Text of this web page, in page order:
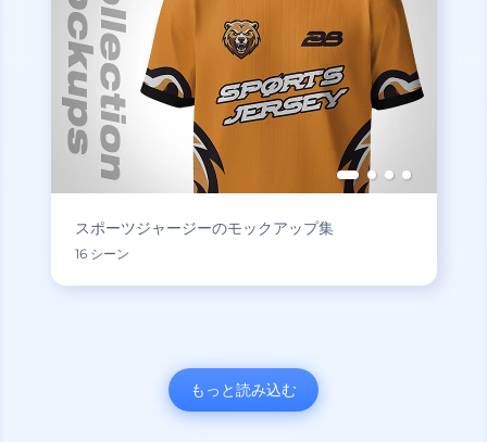
スポーツジャージーのモックアップ集
16 シーン
もっと読み込む